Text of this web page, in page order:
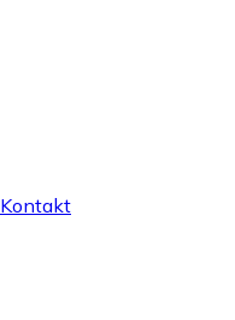
Kontakt